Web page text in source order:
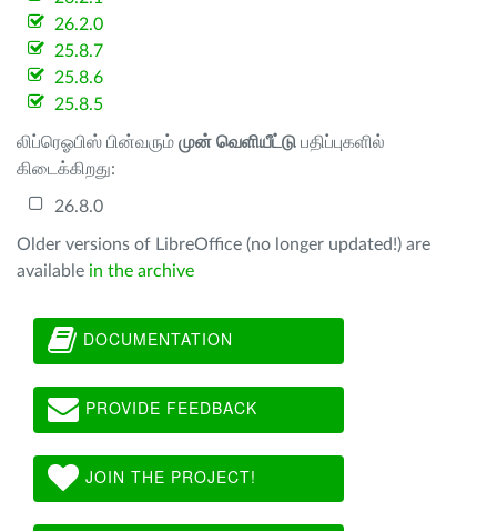
26.2.0
25.8.7
25.8.6
25.8.5
லிப்ரெஓபிஸ் பின்வரும் முன் வெளியீட்டு பதிப்புகளில்
கிடைக்கிறது:
26.8.0
Older versions of LibreOffice (no longer updated!) are
available in the archive
DOCUMENTATION
PROVIDE FEEDBACK
JOIN THE PROJECT!